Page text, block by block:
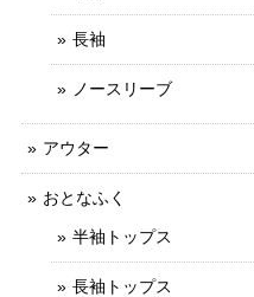
長袖
ノースリーブ
アウター
おとなふく
半袖トップス
長袖トップス